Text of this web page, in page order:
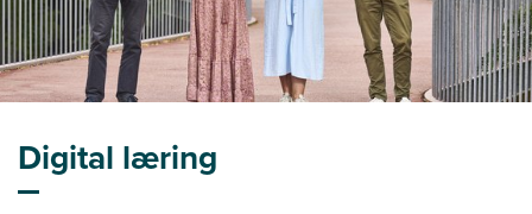
Digital læring